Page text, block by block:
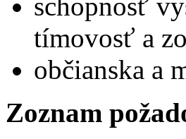
tímovosť a
občianska a
Zoznam